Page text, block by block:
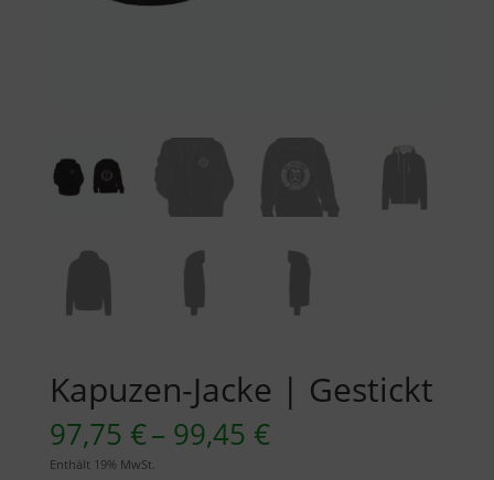
Kapuzen-Jacke | Gestickt
97,75 €– 99,45 €Preisspanne:
97,75 €
Enthält 19% MwSt.